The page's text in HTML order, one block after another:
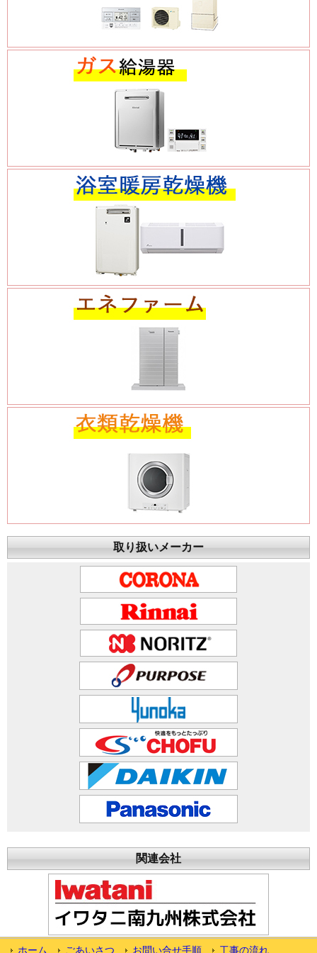
取り扱いメーカー
関連会社
ホーム ごあいさつ お問い合せ手順 工事の流れ